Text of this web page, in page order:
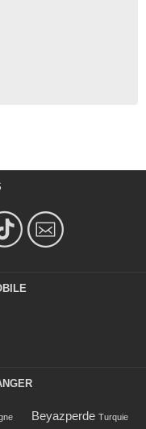
Beyazperde Turquie